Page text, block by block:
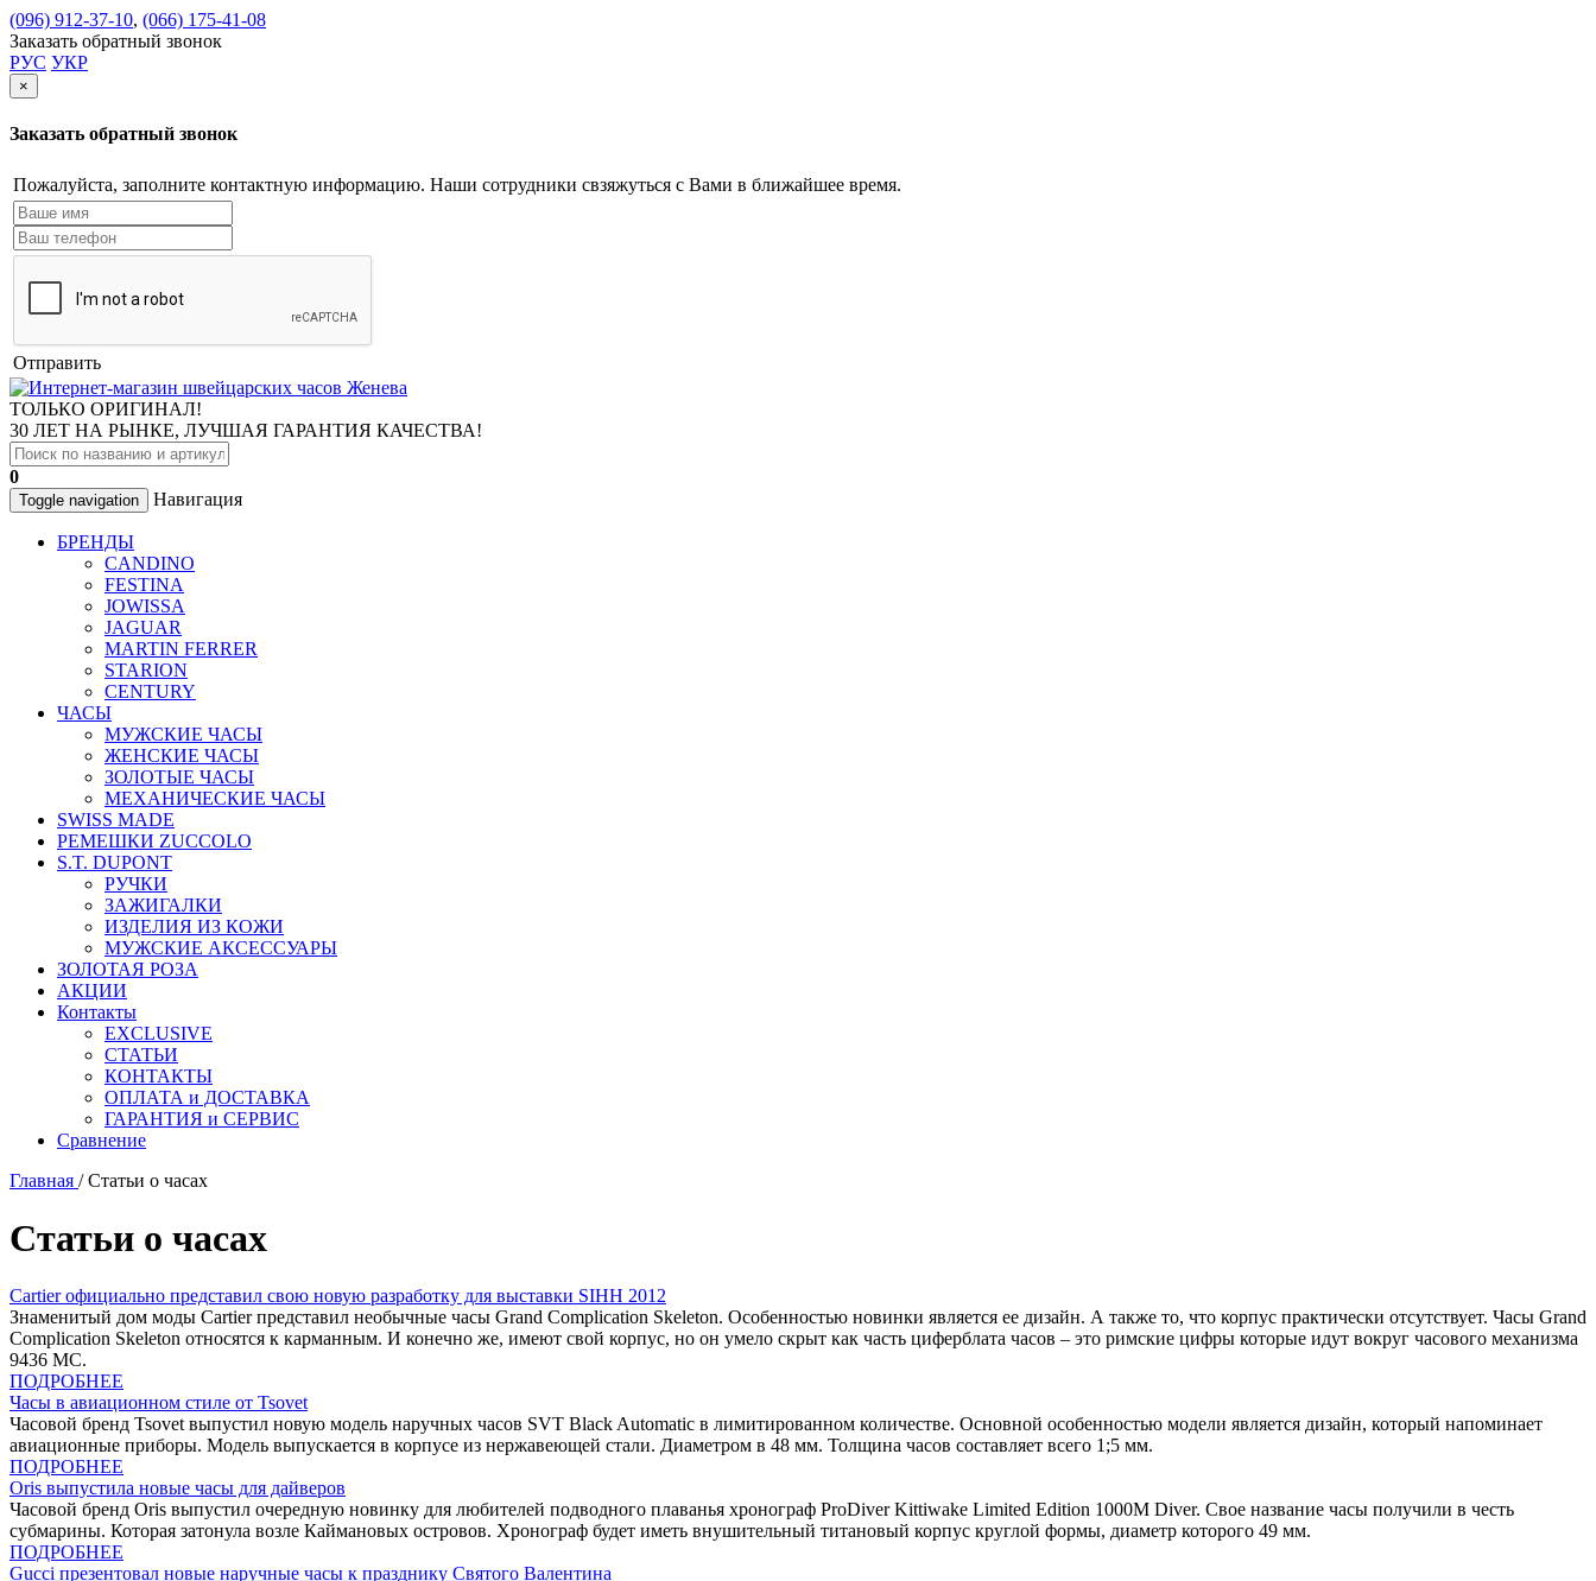
(096) 912-37-10, (066) 175-41-08
Заказать обратный звонок
РУС УКР
×
Заказать обратный звонок
Пожалуйста, заполните контактную информацию. Наши сотрудники свзяжуться с Вами в ближайшее время.
Отправить
ТОЛЬКО ОРИГИНАЛ!
30 ЛЕТ НА РЫНКЕ, ЛУЧШАЯ ГАРАНТИЯ КАЧЕСТВА!
0
Toggle navigation Навигация
БРЕНДЫ
CANDINO
FESTINA
JOWISSA
JAGUAR
MARTIN FERRER
STARION
CENTURY
ЧАСЫ
МУЖСКИЕ ЧАСЫ
ЖЕНСКИЕ ЧАСЫ
ЗОЛОТЫЕ ЧАСЫ
МЕХАНИЧЕСКИЕ ЧАСЫ
SWISS MADE
РЕМЕШКИ ZUCCOLO
S.T. DUPONT
РУЧКИ
ЗАЖИГАЛКИ
ИЗДЕЛИЯ ИЗ КОЖИ
МУЖСКИЕ АКСЕССУАРЫ
ЗОЛОТАЯ РОЗА
АКЦИИ
Контакты
EXCLUSIVE
СТАТЬИ
КОНТАКТЫ
ОПЛАТА и ДОСТАВКА
ГАРАНТИЯ и СЕРВИС
Сравнение
Главная /Статьи о часах
Статьи о часах
Cartier официально представил свою новую разработку для выставки SIHH 2012
Знаменитый дом моды Cartier представил необычные часы Grand Complication Skeleton. Особенностью новинки является ее дизайн. А также то, что корпус практически отсутствует. Часы Grand
Complication Skeleton относятся к карманным. И конечно же, имеют свой корпус, но он умело скрыт как часть циферблата часов – это римские цифры которые идут вокруг часового механизма
9436 МС.
ПОДРОБНЕЕ
Часы в авиационном стиле от Tsovet
Часовой бренд Tsovet выпустил новую модель наручных часов SVT Black Automatic в лимитированном количестве. Основной особенностью модели является дизайн, который напоминает
авиационные приборы. Модель выпускается в корпусе из нержавеющей стали. Диаметром в 48 мм. Толщина часов составляет всего 1;5 мм.
ПОДРОБНЕЕ
Oris выпустила новые часы для дайверов
Часовой бренд Oris выпустил очередную новинку для любителей подводного плаванья хронограф ProDiver Kittiwake Limited Edition 1000M Diver. Свое название часы получили в честь
субмарины. Которая затонула возле Каймановых островов. Хронограф будет иметь внушительный титановый корпус круглой формы, диаметр которого 49 мм.
ПОДРОБНЕЕ
Gucci презентовал новые наручные часы к празднику Святого Валентина